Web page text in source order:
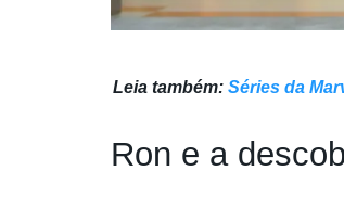
Leia também: Séries da
Ron e a